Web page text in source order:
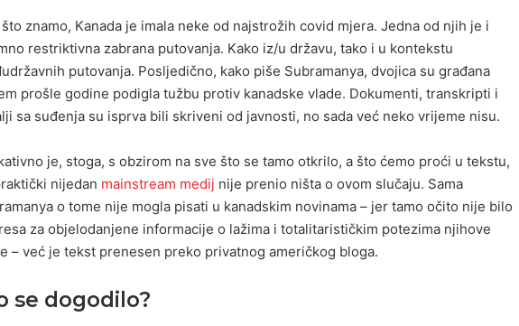
što znamo, Kanada je imala neke od najstrožih covid mjera. Jedna od njih je i
restriktivna zabrana putovanja. Kako iz/u državu, tako i u kontekstu
putovanja. Posljedično, kako piše Subramanya, dvojica su građana
prošle godine podigla tužbu protiv kanadske vlade. Dokumenti, transkripti i
sa suđenja su isprva bili skriveni od javnosti, no sada već neko vrijeme nisu.
je, stoga, s obzirom na sve što se tamo otkrilo, a što ćemo proći u tekstu,
nijedan mainstream medij nije prenio ništa o ovom slučaju. Sama
o tome nije mogla pisati u kanadskim novinama – jer tamo očito nije bilo
za objelodanjene informacije o lažima i totalitarističkim potezima njihove
– već je tekst prenesen preko privatnog američkog bloga.
se dogodilo?